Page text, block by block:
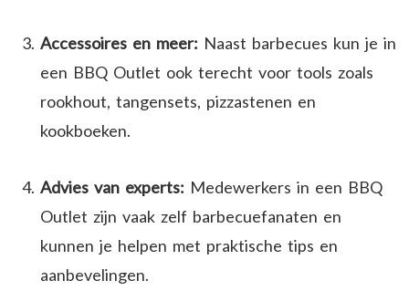
Accessoires en meer: Naast barbecues kun je in
een BBQ Outlet ook terecht voor tools zoals
rookhout, tangensets, pizzastenen en
kookboeken.
Advies van experts: Medewerkers in een BBQ
Outlet zijn vaak zelf barbecuefanaten en
kunnen je helpen met praktische tips en
aanbevelingen.